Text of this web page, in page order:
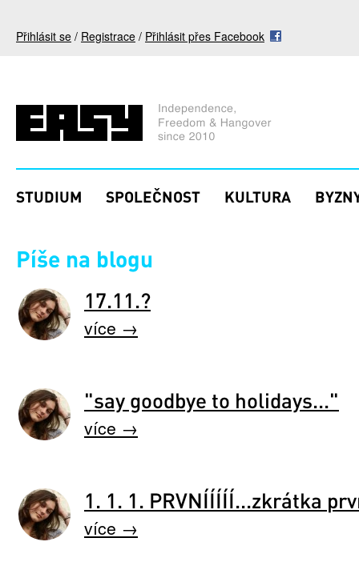
Přihlásit se / Registrace / Přihlásit přes Facebook
STUDIUM SPOLEČNOST KULTURA
Píše na blogu
17.11.?
více →
"say goodbye to holidays..."
více →
1. 1. 1. PRVNÍÍÍÍÍ...zkrátka
více →